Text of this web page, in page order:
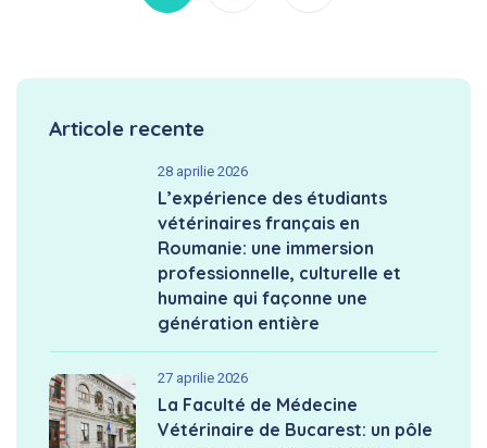
Articole recente
28 aprilie 2026
L’expérience des étudiants
vétérinaires français en
Roumanie: une immersion
professionnelle, culturelle et
humaine qui façonne une
génération entière
27 aprilie 2026
La Faculté de Médecine
Vétérinaire de Bucarest: un pôle